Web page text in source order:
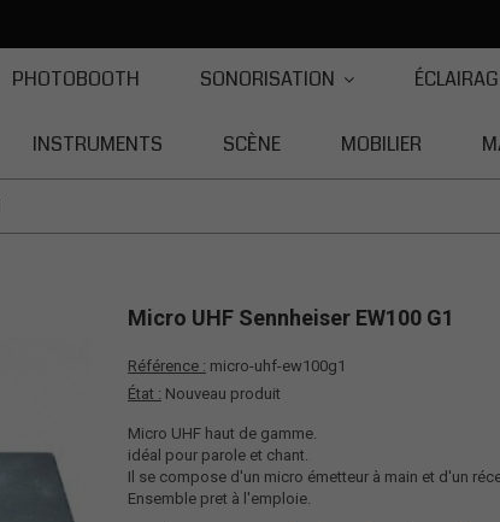
PHOTOBOOTH SONORISATION
INSTRUMENTS SCÈNE MOBILIER
Micro UHF Sennheiser EW100 G1
Référence : micro-uhf-ew100g1
État : Nouveau produit
Micro UHF haut de gamme.
idéal pour parole et chant.
Il se compose d'un micro émetteur à main et d'un
Ensemble pret à l'emploie.